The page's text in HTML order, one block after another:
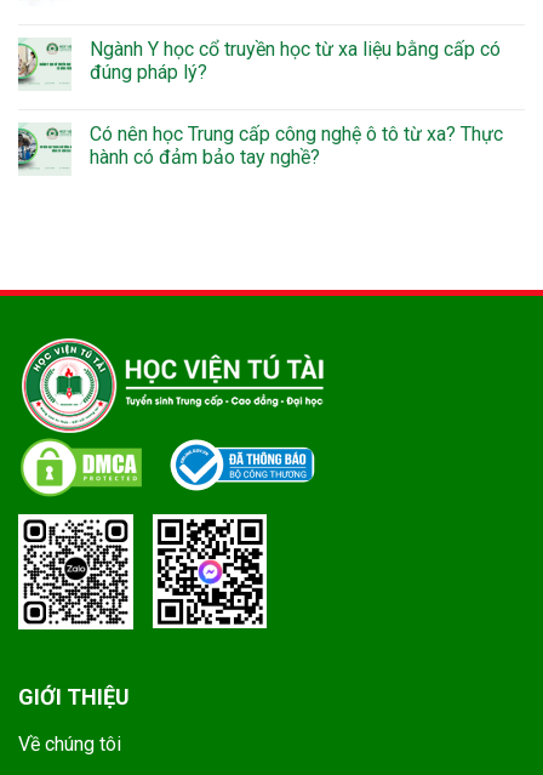
Ngành Y học cổ truyền học từ xa liệu bằng cấp có
đúng pháp lý?
Có nên học Trung cấp công nghệ ô tô từ xa? Thực
hành có đảm bảo tay nghề?
GIỚI THIỆU
Về chúng tôi